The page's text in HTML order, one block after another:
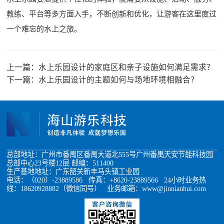
教练、平台等多方面入手，不断创新和优化，让游客在这里度过
一个难忘的水上之旅。
上一篇： 水上乐园设计的家庭区和亲子设施如何满足需求？
下一篇： 水上乐园设计的主题如何与场地环境相融合？
总部地址：广州市番禺区番禺大道北555号广州番禺天安节能科技园
总部中心23号楼12层 邮编：511400
生产基地地址：广东韶关新丰马头镇工业园
电话：（020）-23889586 传真：+8620-23889566 24小时业务热
线：18620928882（微信同号） 业务邮箱：www@jinnianhui.com